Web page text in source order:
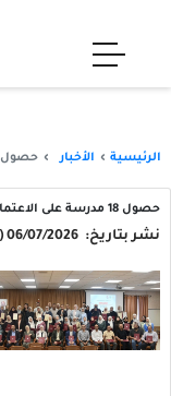
الرئيسية الأخبار حصول 18 مدرسة على الاعتماد الدولي في STEM
حصول 18 مدرسة على الاعتماد الدولي في STEM
نشر بتاريخ: 06/07/2026 ( آخر تحديث: 06/07/2026 الساعة: 12:02:45 )